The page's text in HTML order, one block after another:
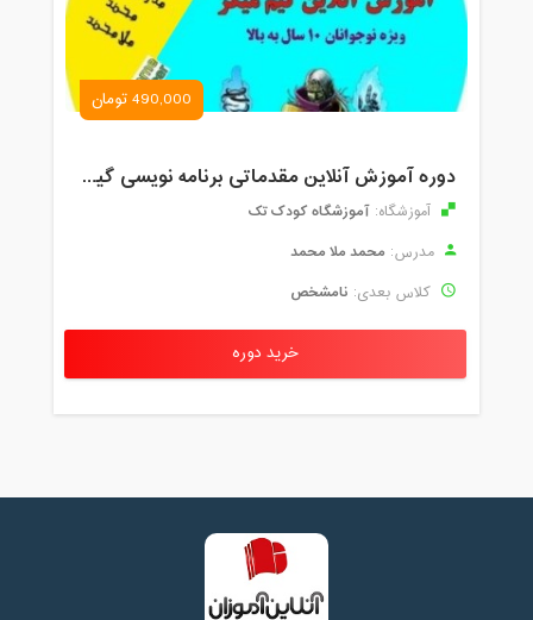
490,000 تومان
دوره آموزش آنلاین مقدماتی برنامه نویسی گیم میکر کودک و نوجوان (برای نهمین بار) کودک تک
آموزشگاه: آموزشگاه کودک تک
مدرس: محمد ملا محمد
کلاس بعدی: نامشخص
خرید دوره